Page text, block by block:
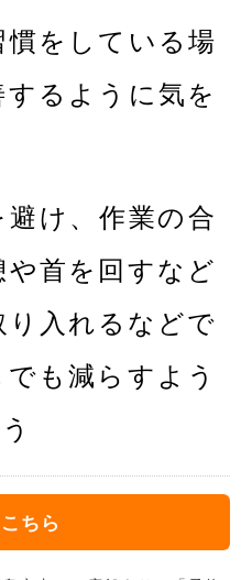
をしている場
るように気を
け、作業の合
首を回すなど
入れるなどで
も減らすよう
ちら